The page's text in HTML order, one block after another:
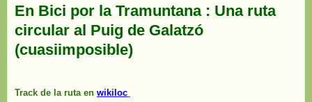
En Bici por la Tramuntana : Una ruta
circular al Puig de Galatzó
(cuasiimposible)
Track de la ruta en wikiloc